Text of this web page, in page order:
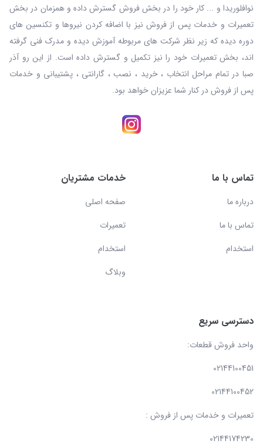
نوافلوریدا و ... کار خود را در بخش فروش گسترش داده و همزمان در بخش
تعمیرات و خدمات پس از فروش نیز با اضافه کردن نیروها و تکنسین های
دوره دیده که زیر نظر شرکت های مربوطه آموزش دیده و مدرک فنی گرفته
اند، بخش تعمیرات خود را نیز تکمیل و گسترش داده است. از این رو آذر
صبا در تمام مراحل انتخاب ، خرید ، نصب ، گارانتی ، پشتیبانی و خدمات
پس از فروش در کنار شما عزیزان خواهد بود.
تماس با ما
درباره ما
تماس با ما
استخدام
خدمات مشتریان
صفحه اصلی
تعمیرات
استخدام
وبلاگ
دسترسی سریع
واحد فروش قطعات:
02144100451
02144100452
تعمیرات و خدمات پس از فروش :
02144174230